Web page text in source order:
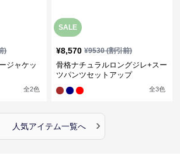
)
ジャケッ
全2色
SALE
¥8,570 ¥9530(割引前)
骨格ナチュラルロングジレ+スー
ツパンツセットアップ
全3色
人気アイテム一覧へ ›